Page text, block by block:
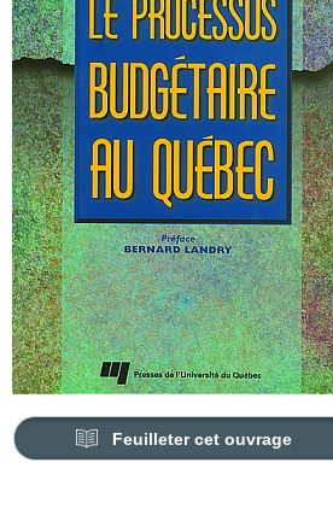
Feuilleter cet ouvrage